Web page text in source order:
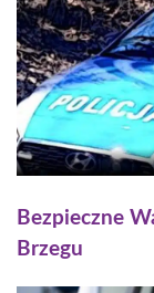
Bezpieczne
Brzegu